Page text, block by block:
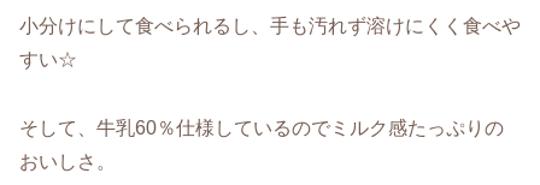
小分けにして食べられるし、手も汚れず溶けにくく食べや
すい☆
そして、牛乳60％仕様しているのでミルク感たっぷりの
おいしさ。